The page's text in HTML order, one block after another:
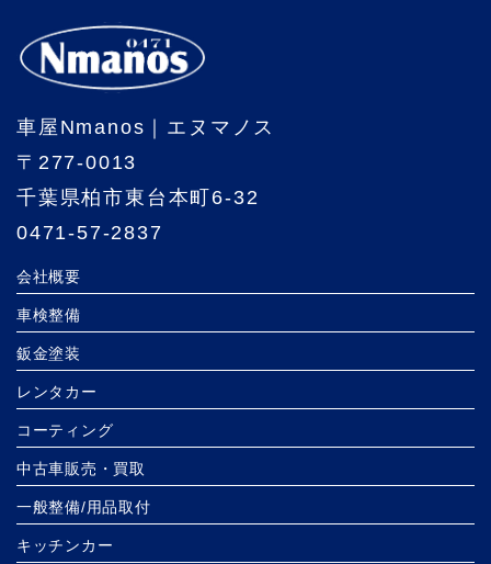
車屋Nmanos｜エヌマノス
〒277-0013
千葉県柏市東台本町6-32
0471-57-2837
会社概要
車検整備
鈑金塗装
レンタカー
コーティング
中古車販売・買取
一般整備/用品取付
キッチンカー